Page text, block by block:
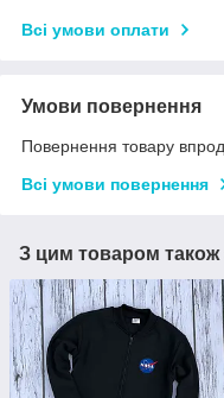
Всі умови оплати
Умови повернення
Повернення товару
Всі умови повернення
З цим товаром